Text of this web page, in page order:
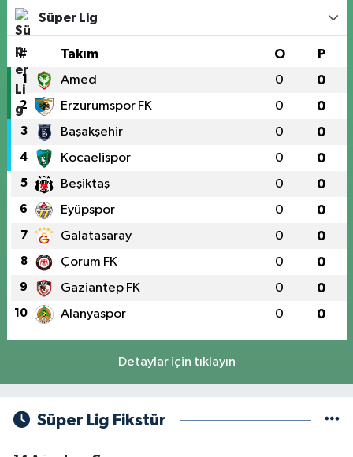
Süper Lig
# Takım O P
1 Amed 0 0
2 Erzurumspor FK 0 0
3 Başakşehir 0 0
4 Kocaelispor 0 0
5 Beşiktaş 0 0
6 Eyüpspor 0 0
7 Galatasaray 0 0
8 Çorum FK 0 0
9 Gaziantep FK 0 0
10 Alanyaspor 0 0
Detaylar için tıklayın
Süper Lig Fikstür